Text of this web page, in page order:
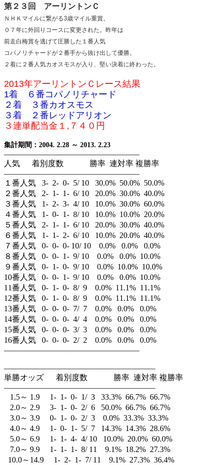
第２３回 アーリントンＣ
ＮＨＫマイルに繋がる3歳マイル重賞。
０７年に外回りコースに変更された。昨年は
前走白梅賞を逃げて圧勝した１番人気
コパノリチャードが２番手から抜け出して優勝。
２着に２番人気カオスモスが入り、堅い決着に終わった。
2013年アーリントンＣレース結果
1着 ６番コパノリチャード
２着 ３番カオスモス
３着 ２番レッドアリオン
３連単配当金１,７４０円
集計期間：2004. 2.28 ～ 2013. 2.23
—————————————————
人気 着別度数 勝率 連対率 複勝率
—————————————————
１番人気 3- 2- 0- 5/ 10 30.0% 50.0% 50.0%
２番人気 2- 1- 1- 6/ 10 20.0% 30.0% 40.0%
３番人気 1- 2- 3- 4/ 10 10.0% 30.0% 60.0%
４番人気 1- 0- 1- 8/ 10 10.0% 10.0% 20.0%
５番人気 2- 1- 1- 6/ 10 20.0% 30.0% 40.0%
６番人気 1- 1- 2- 6/ 10 10.0% 20.0% 40.0%
７番人気 0- 0- 0- 10/ 10 0.0% 0.0% 0.0%
８番人気 0- 0- 1- 9/ 10 0.0% 0.0% 10.0%
９番人気 0- 1- 0- 9/ 10 0.0% 10.0% 10.0%
10番人気 0- 0- 1- 9/ 10 0.0% 0.0% 10.0%
11番人気 0- 1- 0- 8/ 9 0.0% 11.1% 11.1%
12番人気 0- 1- 0- 8/ 9 0.0% 11.1% 11.1%
13番人気 0- 0- 0- 7/ 7 0.0% 0.0% 0.0%
14番人気 0- 0- 0- 4/ 4 0.0% 0.0% 0.0%
15番人気 0- 0- 0- 3/ 3 0.0% 0.0% 0.0%
16番人気 0- 0- 0- 2/ 2 0.0% 0.0% 0.0%
—————————————————
———————————————————
単勝オッズ 着別度数 勝率 連対率 複勝率
———————————————————
1.5～ 1.9 1- 1- 0- 1/ 3 33.3% 66.7% 66.7%
2.0～ 2.9 3- 1- 0- 2/ 6 50.0% 66.7% 66.7%
3.0～ 3.9 0- 1- 0- 2/ 3 0.0% 33.3% 33.3%
4.0～ 4.9 1- 0- 1- 5/ 7 14.3% 14.3% 28.6%
5.0～ 6.9 1- 1- 4- 4/ 10 10.0% 20.0% 60.0%
7.0～ 9.9 1- 1- 1- 8/ 11 9.1% 18.2% 27.3%
10.0～14.9 1- 2- 1- 7/ 11 9.1% 27.3% 36.4%